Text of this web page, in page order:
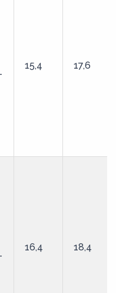
15,4 17,6
16,4 18,4